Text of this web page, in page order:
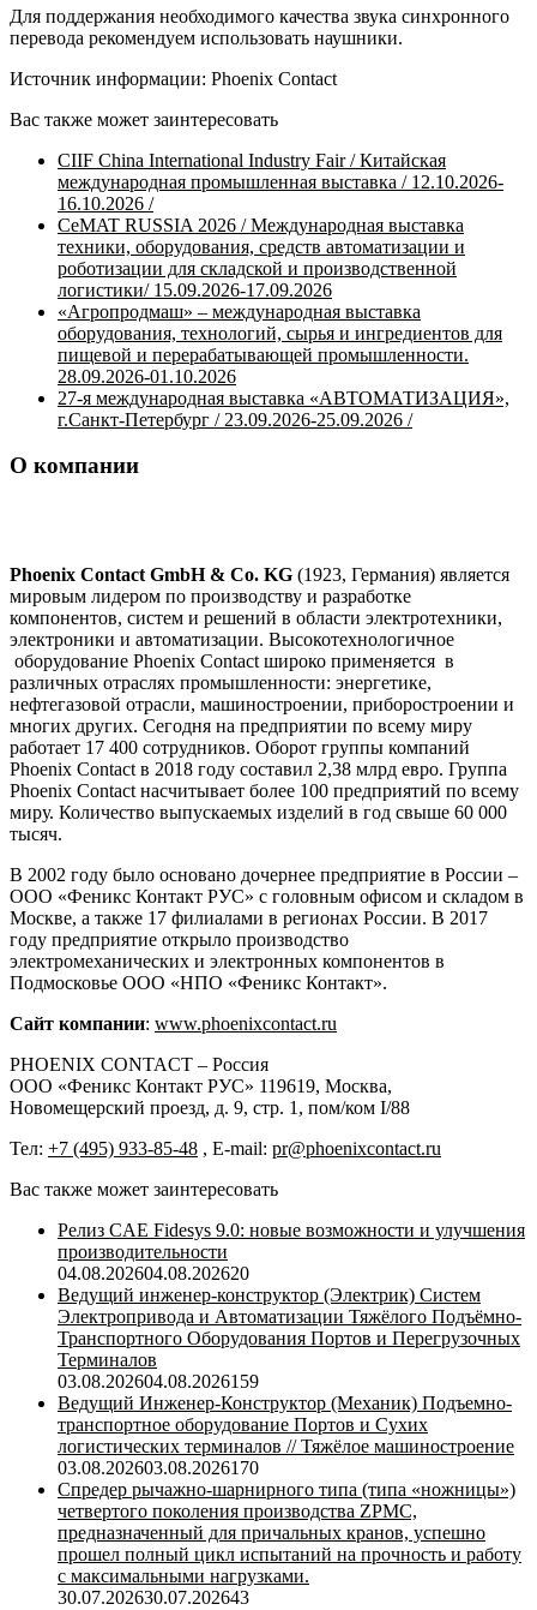
Для поддержания необходимого качества звука синхронного
перевода рекомендуем использовать наушники.
Источник информации: Phoenix Contact
Вас также может заинтересовать
CIIF China International Industry Fair / Китайская
международная промышленная выставка / 12.10.2026-
16.10.2026 /
CeMAT RUSSIA 2026 / Международная выставка
техники, оборудования, средств автоматизации и
роботизации для складской и производственной
логистики/ 15.09.2026-17.09.2026
«Агропродмаш» – международная выставка
оборудования, технологий, сырья и ингредиентов для
пищевой и перерабатывающей промышленности.
28.09.2026-01.10.2026
27-я международная выставка «АВТОМАТИЗАЦИЯ»,
г.Санкт-Петербург / 23.09.2026-25.09.2026 /
О компании
Phoenix Contact GmbH & Co. KG (1923, Германия) является
мировым лидером по производству и разработке
компонентов, систем и решений в области электротехники,
электроники и автоматизации. Высокотехнологичное
оборудование Phoenix Contact широко применяется в
различных отраслях промышленности: энергетике,
нефтегазовой отрасли, машиностроении, приборостроении и
многих других. Сегодня на предприятии по всему миру
работает 17 400 сотрудников. Оборот группы компаний
Phoenix Contact в 2018 году составил 2,38 млрд евро. Группа
Phoenix Contact насчитывает более 100 предприятий по всему
миру. Количество выпускаемых изделий в год свыше 60 000
тысяч.
В 2002 году было основано дочернее предприятие в России –
ООО «Феникс Контакт РУС» с головным офисом и складом в
Москве, а также 17 филиалами в регионах России. В 2017
году предприятие открыло производство
электромеханических и электронных компонентов в
Подмосковье ООО «НПО «Феникс Контакт».
Сайт компании: www.phoenixcontact.ru
PHOENIX CONTACT – Россия
OOO «Феникс Контакт РУС» 119619, Москва,
Новомещерский проезд, д. 9, стр. 1, пом/ком I/88
Тел: +7 (495) 933-85-48 , E-mail: pr@phoenixcontact.ru
Вас также может заинтересовать
Релиз CAE Fidesys 9.0: новые возможности и улучшения
производительности
04.08.202604.08.202620
Ведущий инженер-конструктор (Электрик) Систем
Электропривода и Автоматизации Тяжёлого Подъёмно-
Транспортного Оборудования Портов и Перегрузочных
Терминалов
03.08.202604.08.2026159
Ведущий Инженер-Конструктор (Механик) Подъемно-
транспортное оборудование Портов и Сухих
логистических терминалов // Тяжёлое машиностроение
03.08.202603.08.2026170
Спредер рычажно-шарнирного типа (типа «ножницы»)
четвертого поколения производства ZPMC,
предназначенный для причальных кранов, успешно
прошел полный цикл испытаний на прочность и работу
с максимальными нагрузками.
30.07.202630.07.202643